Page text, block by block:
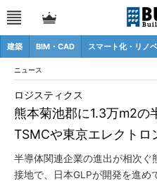
建築 BIM・CAD スマート化・リノベ
ニュース
熊本菊池郡に1.3万m2
TSMCや東京エレクト
ロジスティクス
半導体関連企業の進出が相次ぐ
接地で、日本GLPが開発を進め